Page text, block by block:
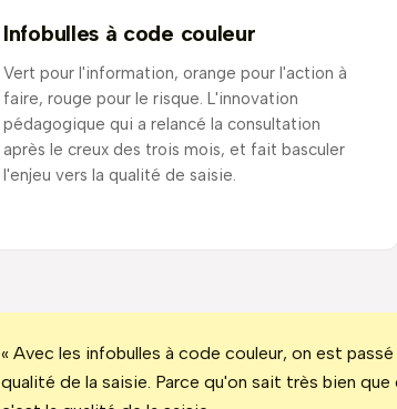
Infobulles à code couleur
Vert pour l'information, orange pour l'action à
faire, rouge pour le risque. L'innovation
pédagogique qui a relancé la consultation
après le creux des trois mois, et fait basculer
l'enjeu vers la qualité de saisie.
« Avec les infobulles à code couleur, on est
qualité de la saisie. Parce qu'on sait très bien